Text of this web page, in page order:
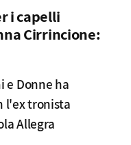
i capelli
Cirrincione:
e Donne ha
l'ex tronista
Allegra